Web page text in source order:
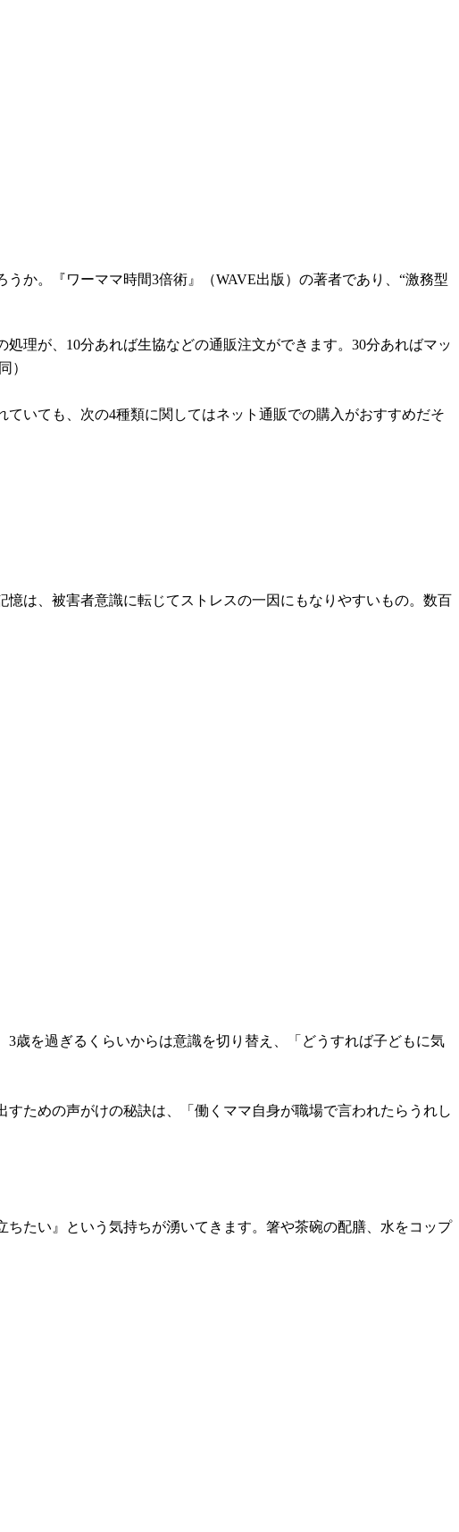
か。『ワーママ時間3倍術』（WAVE出版）の著者であり、“激務型
理が、10分あれば生協などの通販注文ができます。30分あればマッ
）
いても、次の4種類に関してはネット通販での購入がおすすめだそ
は、被害者意識に転じてストレスの一因にもなりやすいもの。数百
歳を過ぎるくらいからは意識を切り替え、「どうすれば子どもに気
ための声がけの秘訣は、「働くママ自身が職場で言われたらうれし
たい』という気持ちが湧いてきます。箸や茶碗の配膳、水をコップ